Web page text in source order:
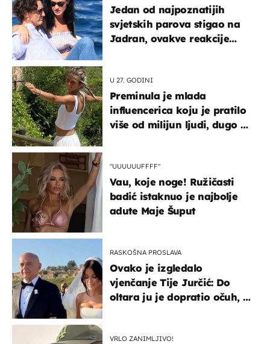
Jedan od najpoznatijih
svjetskih parova stigao na
Jadran, ovakve reakcije
U 27. GODINI
Preminula je mlada
influencerica koju je pratilo
više od milijun ljudi, dugo se
"UUUUUUFFFF"
Vau, koje noge! Ružičasti
badić istaknuo je najbolje
adute Maje Šuput
RASKOŠNA PROSLAVA
Ovako je izgledalo
vjenčanje Tije Jurčić: Do
oltara ju je dopratio očuh, a
VRLO ZANIMLJIVO!